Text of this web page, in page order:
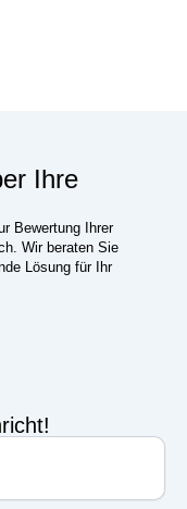
Ihre
Bewertung Ihrer
Wir beraten Sie
Lösung für Ihr